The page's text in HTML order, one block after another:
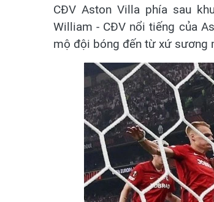
CĐV Aston Villa phía sau
William - CĐV nổi tiếng của
mộ đội bóng đến từ xứ sương